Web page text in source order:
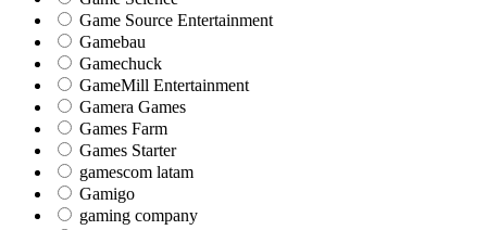
Game Source Entertainment
Gamebau
Gamechuck
GameMill Entertainment
Gamera Games
Games Farm
Games Starter
gamescom latam
Gamigo
gaming company